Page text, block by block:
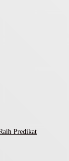
Predikat